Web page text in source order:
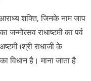
शक्ति, जिनके नाम जाप
राधाष्टमी का पर्व
(श्री राधाजी के
विधान है। माना जाता है